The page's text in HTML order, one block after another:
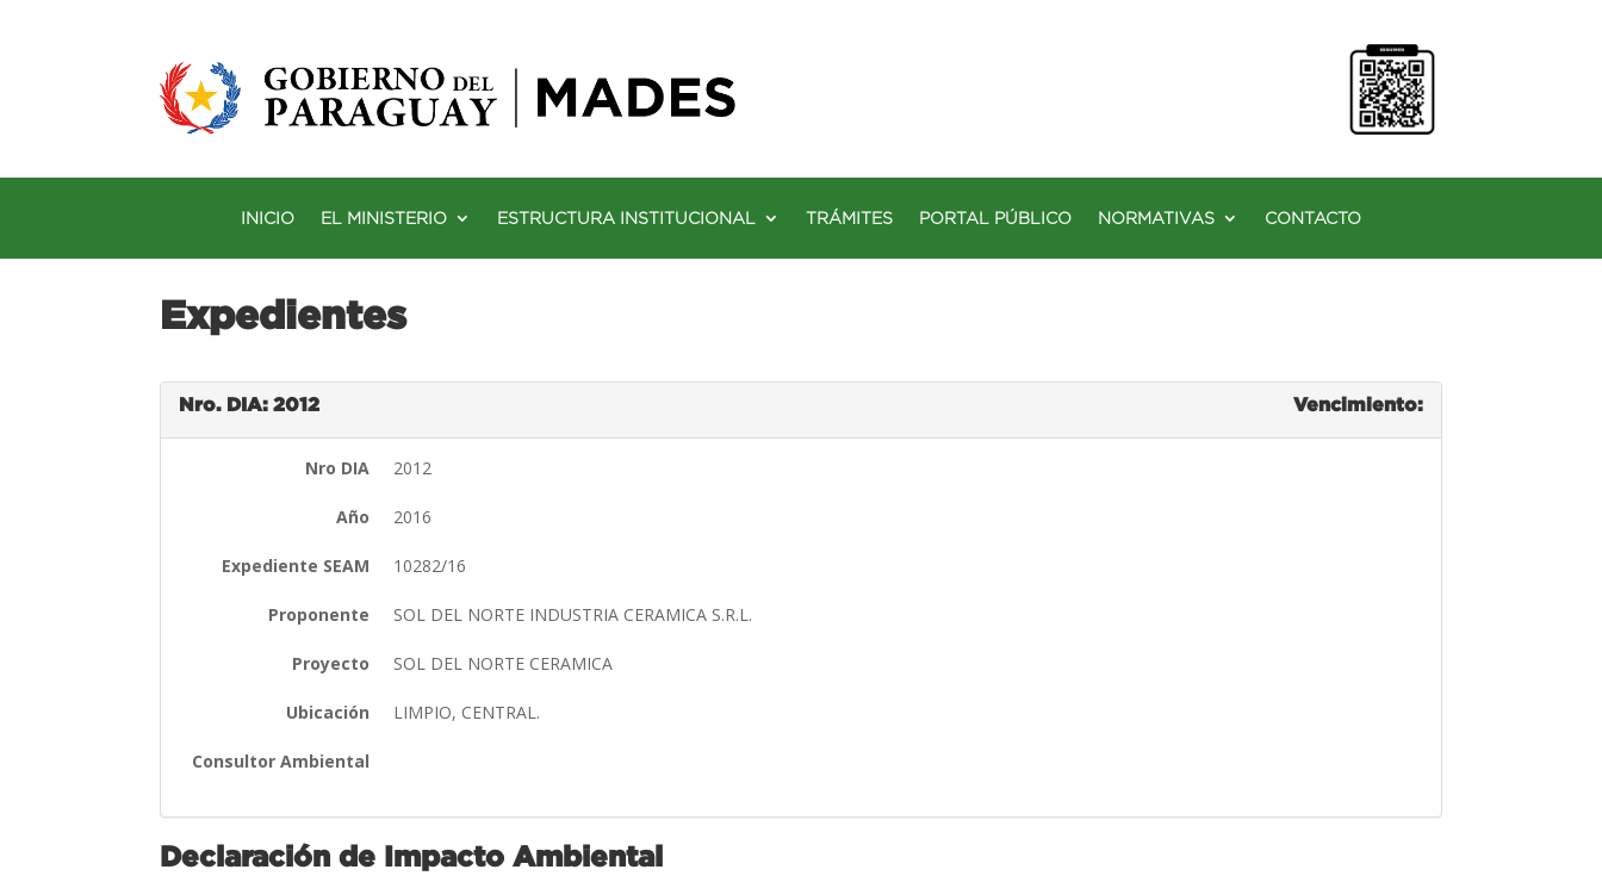
INICIO EL MINISTERIO ESTRUCTURA INSTITUCIONAL TRÁMITES PORTAL PÚBLICO NORMATIVAS CONTACTO
Expedientes
Nro. DIA: 2012 Vencimiento:
Nro DIA 2012
Año 2016
Expediente SEAM 10282/16
Proponente SOL DEL NORTE INDUSTRIA CERAMICA S.R.L.
Proyecto SOL DEL NORTE CERAMICA
Ubicación LIMPIO, CENTRAL.
Consultor Ambiental
Declaración de Impacto Ambiental